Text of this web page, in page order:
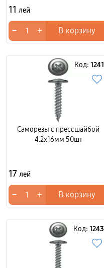
11 лей
− + В корзину
Код: 1241
Саморезы с прессшайбой
4.2x16мм 50шт
17 лей
− + В корзину
Код: 1243